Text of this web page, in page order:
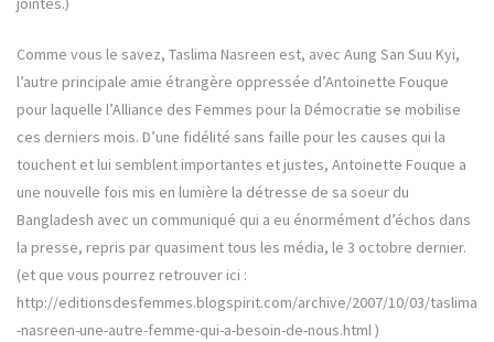
Comme vous le savez, Taslima Nasreen est, avec Aung San Suu Kyi,
l’autre principale amie étrangère oppressée d’Antoinette Fouque
pour laquelle l’Alliance des Femmes pour la Démocratie se mobilise
ces derniers mois. D’une fidélité sans faille pour les causes qui la
touchent et lui semblent importantes et justes, Antoinette Fouque a
une nouvelle fois mis en lumière la détresse de sa soeur du
Bangladesh avec un communiqué qui a eu énormément d’échos dans
la presse, repris par quasiment tous les média, le 3 octobre dernier.
(et que vous pourrez retrouver ici :
http://editionsdesfemmes.blogspirit.com/archive/2007/10/03/taslima
-nasreen-une-autre-femme-qui-a-besoin-de-nous.html )